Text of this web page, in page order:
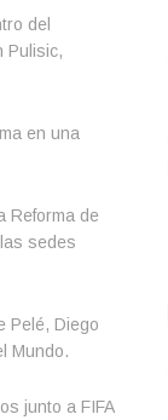
del
Pulisic,
en una
Reforma de
sedes
Pelé, Diego
Mundo.
junto a FIFA